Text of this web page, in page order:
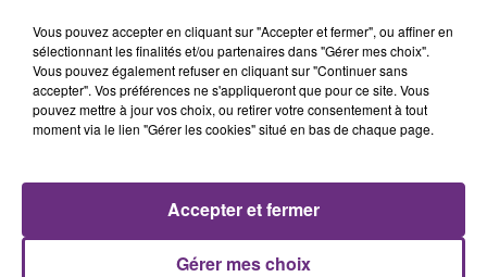
DASHA ANGELE & JUSTICE
What You Want
Vous pouvez accepter en cliquant sur "Accepter et fermer", ou affiner en
sélectionnant les finalités et/ou partenaires dans "Gérer mes choix".
Vous pouvez également refuser en cliquant sur "Continuer sans
accepter". Vos préférences ne s'appliqueront que pour ce site. Vous
pouvez mettre à jour vos choix, ou retirer votre consentement à tout
moment via le lien "Gérer les cookies" situé en bas de chaque page.
Gérer mes choix
Accepter et fermer